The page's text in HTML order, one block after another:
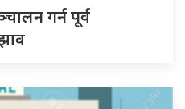
गर्न पूर्व